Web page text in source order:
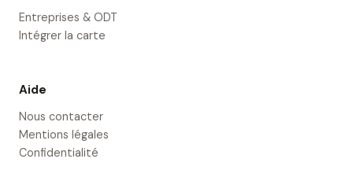
Entreprises & ODT
Intégrer la carte
Aide
Nous contacter
Mentions légales
Confidentialité